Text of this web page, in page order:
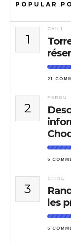
POPULAR
1
CHILI
21
2
PEROU
5
3
CHINE
les
5